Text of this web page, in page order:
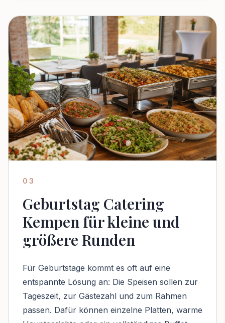
03
Geburtstag Catering
Kempen für kleine und
größere Runden
Für Geburtstage kommt es oft auf eine
entspannte Lösung an: Die Speisen sollen zur
Tageszeit, zur Gästezahl und zum Rahmen
passen. Dafür können einzelne Platten, warme